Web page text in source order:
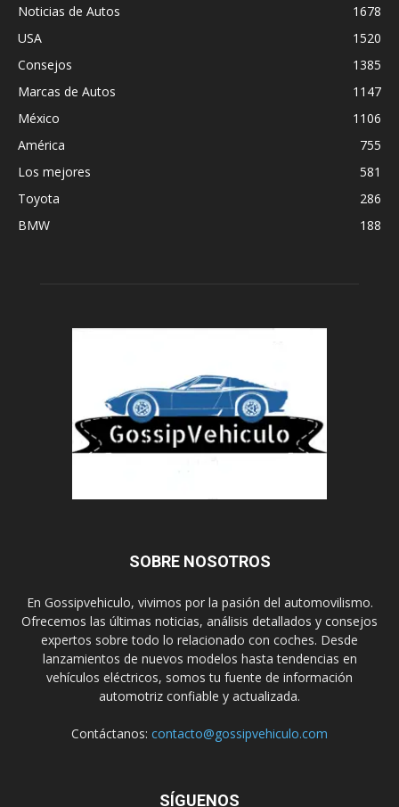
Noticias de Autos
1678
USA
1520
Consejos
1385
Marcas de Autos
1147
México
1106
América
755
Los mejores
581
Toyota
286
BMW
188
SOBRE NOSOTROS
En Gossipvehiculo, vivimos por la pasión del automovilismo.
Ofrecemos las últimas noticias, análisis detallados y consejos
expertos sobre todo lo relacionado con coches. Desde
lanzamientos de nuevos modelos hasta tendencias en
vehículos eléctricos, somos tu fuente de información
automotriz confiable y actualizada.
Contáctanos: contacto@gossipvehiculo.com
SÍGUENOS